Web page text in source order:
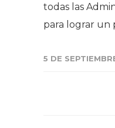
todas las
para lograr un
5 DE